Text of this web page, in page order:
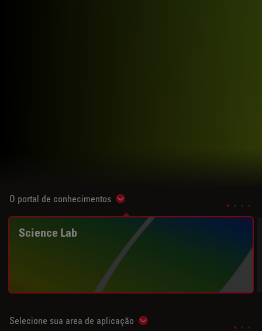
O portal de conhecimentos Show subnavigation
Science Lab
Selecione sua area de aplicação Show subnavigation